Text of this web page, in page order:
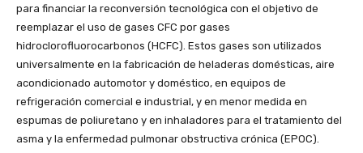
para financiar la reconversión tecnológica con el objetivo de
reemplazar el uso de gases CFC por gases
hidroclorofluorocarbonos (HCFC). Estos gases son utilizados
universalmente en la fabricación de heladeras domésticas, aire
acondicionado automotor y doméstico, en equipos de
refrigeración comercial e industrial, y en menor medida en
espumas de poliuretano y en inhaladores para el tratamiento del
asma y la enfermedad pulmonar obstructiva crónica (EPOC).